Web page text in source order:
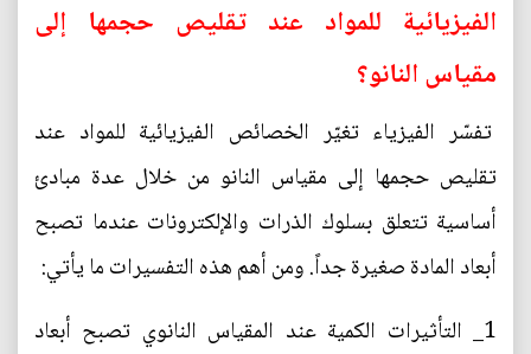
الفيزيائية للمواد عند تقليص حجمها إلى
مقياس النانو؟
تفسّر الفيزياء تغيّر الخصائص الفيزيائية للمواد عند
تقليص حجمها إلى مقياس النانو من خلال عدة مبادئ
أساسية تتعلق بسلوك الذرات والإلكترونات عندما تصبح
أبعاد المادة صغيرة جداً. ومن أهم هذه التفسيرات ما يأتي:
1_ التأثيرات الكمية عند المقياس النانوي تصبح أبعاد